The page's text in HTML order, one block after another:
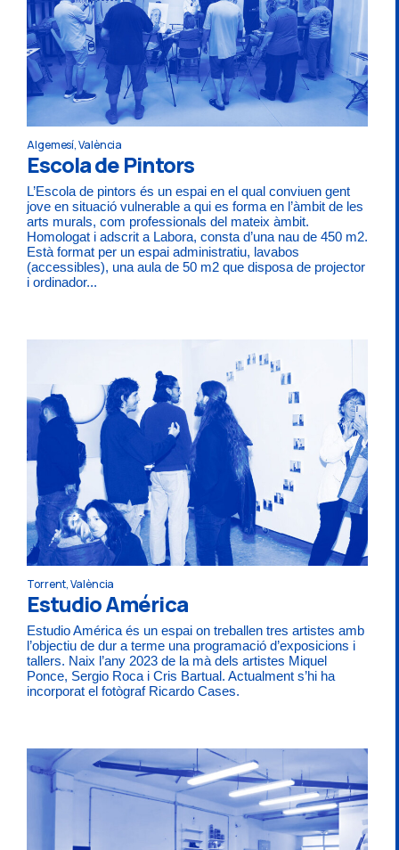
Algemesí, València
Escola de Pintors
L’Escola de pintors és un espai en el qual conviuen gent
jove en situació vulnerable a qui es forma en l’àmbit de les
arts murals, com professionals del mateix àmbit.
Homologat i adscrit a Labora, consta d’una nau de 450 m2.
Està format per un espai administratiu, lavabos
(accessibles), una aula de 50 m2 que disposa de projector
i ordinador...
Torrent, València
Estudio América
Estudio América és un espai on treballen tres artistes amb
l’objectiu de dur a terme una programació d’exposicions i
tallers. Naix l’any 2023 de la mà dels artistes Miquel
Ponce, Sergio Roca i Cris Bartual. Actualment s’hi ha
incorporat el fotògraf Ricardo Cases.